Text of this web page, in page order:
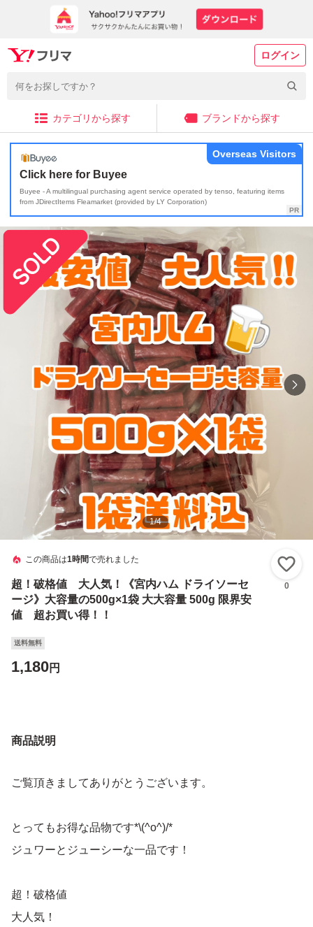
ログイン
カテゴリから探す ブランドから探す
Click here for Buyee
Buyee - A multilingual purchasing agent service operated by tenso, featuring items
from JDirectItems Fleamarket (provided by LY Corporation)
Overseas Visitors
1/4
この商品は1時間で売れました
超！破格値 大人気！《宮内ハム ドライソーセ
ージ》大容量の500g×1袋 大大容量 500g 限界安
値 超お買い得！！
0
送料無料
1,180円
商品説明
ご覧頂きましてありがとうございます。
とってもお得な品物です*\(^o^)/*
ジュワーとジューシーな一品です！
超！破格値
大人気！